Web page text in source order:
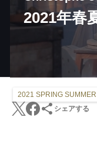
2021年春
2021 SPRING
シェアする